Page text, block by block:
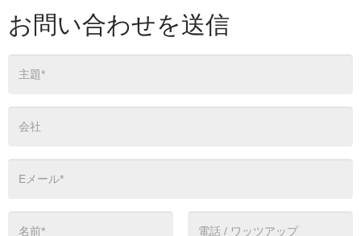
お問い合わせを送信